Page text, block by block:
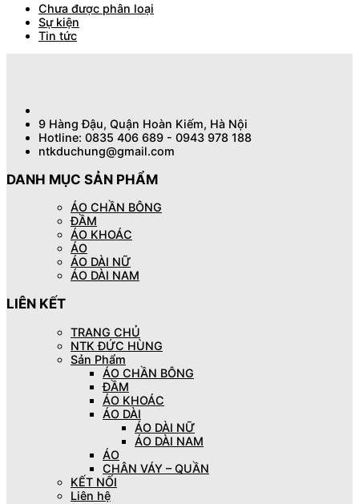
Chưa được phân loại
Sự kiện
Tin tức
9 Hàng Đậu, Quận Hoàn Kiếm, Hà Nội
Hotline: 0835 406 689 - 0943 978 188
ntkduchung@gmail.com
DANH MỤC SẢN PHẨM
ÁO CHẦN BÔNG
ĐẦM
ÁO KHOÁC
ÁO
ÁO DÀI NỮ
ÁO DÀI NAM
LIÊN KẾT
TRANG CHỦ
NTK ĐỨC HÙNG
Sản Phẩm
ÁO CHẦN BÔNG
ĐẦM
ÁO KHOÁC
ÁO DÀI
ÁO DÀI NỮ
ÁO DÀI NAM
ÁO
CHÂN VÁY – QUẦN
KẾT NỐI
Liên hệ